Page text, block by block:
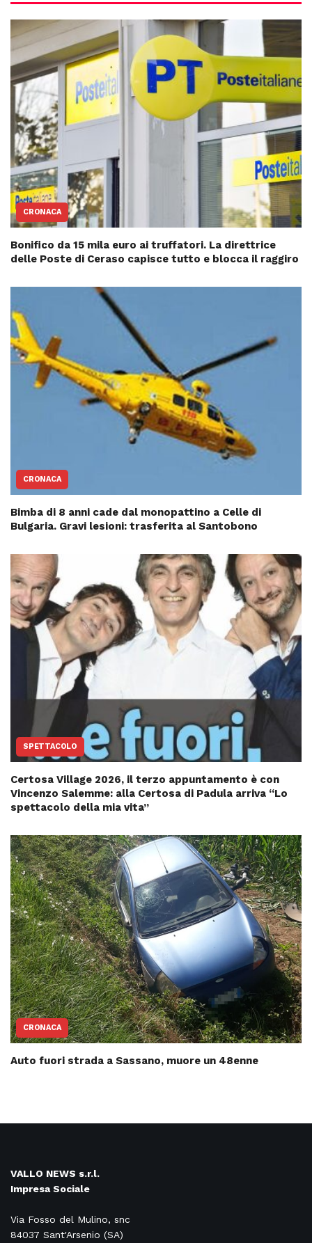
CRONACA
Bonifico da 15 mila euro ai truffatori. La direttrice
delle Poste di Ceraso capisce tutto e blocca il raggiro
CRONACA
Bimba di 8 anni cade dal monopattino a Celle di
Bulgaria. Gravi lesioni: trasferita al Santobono
SPETTACOLO
Certosa Village 2026, il terzo appuntamento è con
Vincenzo Salemme: alla Certosa di Padula arriva “Lo
spettacolo della mia vita”
CRONACA
Auto fuori strada a Sassano, muore un 48enne
VALLO NEWS s.r.l.
Impresa Sociale
Via Fosso del Mulino, snc
84037 Sant'Arsenio (SA)